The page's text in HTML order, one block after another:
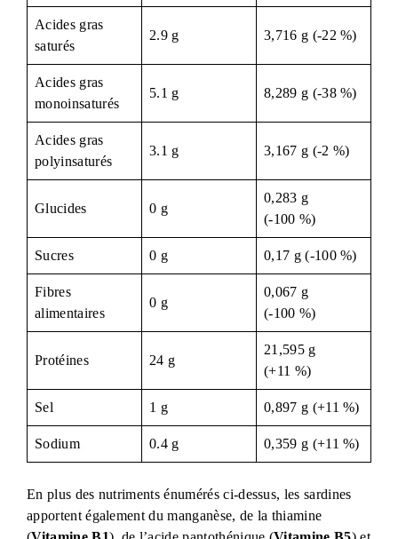
Acides gras
saturés
2.9 g 3,716 g (-22 %)
Acides gras
monoinsaturés
5.1 g 8,289 g (-38 %)
Acides gras
polyinsaturés
3.1 g 3,167 g (-2 %)
Glucides 0 g
0,283 g
(-100 %)
Sucres 0 g 0,17 g (-100 %)
Fibres
alimentaires
0 g
0,067 g
(-100 %)
Protéines 24 g
21,595 g
(+11 %)
Sel 1 g 0,897 g (+11 %)
Sodium 0.4 g 0,359 g (+11 %)
En plus des nutriments énumérés ci-dessus, les sardines
apportent également du manganèse, de la thiamine